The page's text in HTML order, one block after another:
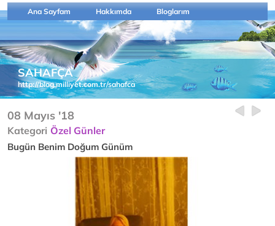
Ana Sayfam Hakkımda Bloglarım
SAHAFÇA
http://blog.milliyet.com.tr/sahafca
08 Mayıs '18
Kategori Özel Günler
Bugün Benim Doğum Günüm